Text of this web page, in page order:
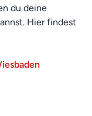
du deine
Hier findest